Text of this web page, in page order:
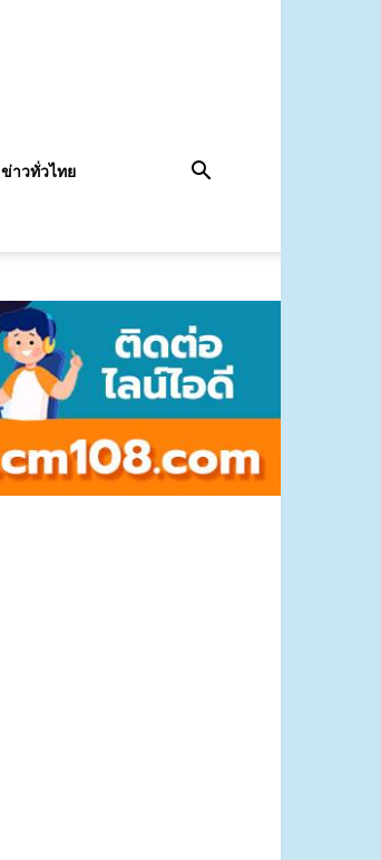
ข่าวทั่วไทย